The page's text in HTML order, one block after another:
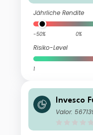
Jährliche Rendite
-50% 0%
Risiko-Level
1
Invesco
tment
Valor: